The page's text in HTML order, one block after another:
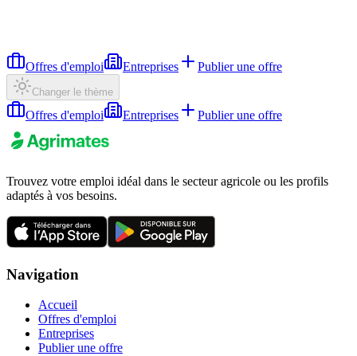
Offres d'emploi Entreprises Publier une offre
Changer le thème
Offres d'emploi Entreprises Publier une offre
Trouvez votre emploi idéal dans le secteur agricole ou les profils
adaptés à vos besoins.
Navigation
Accueil
Offres d'emploi
Entreprises
Publier une offre